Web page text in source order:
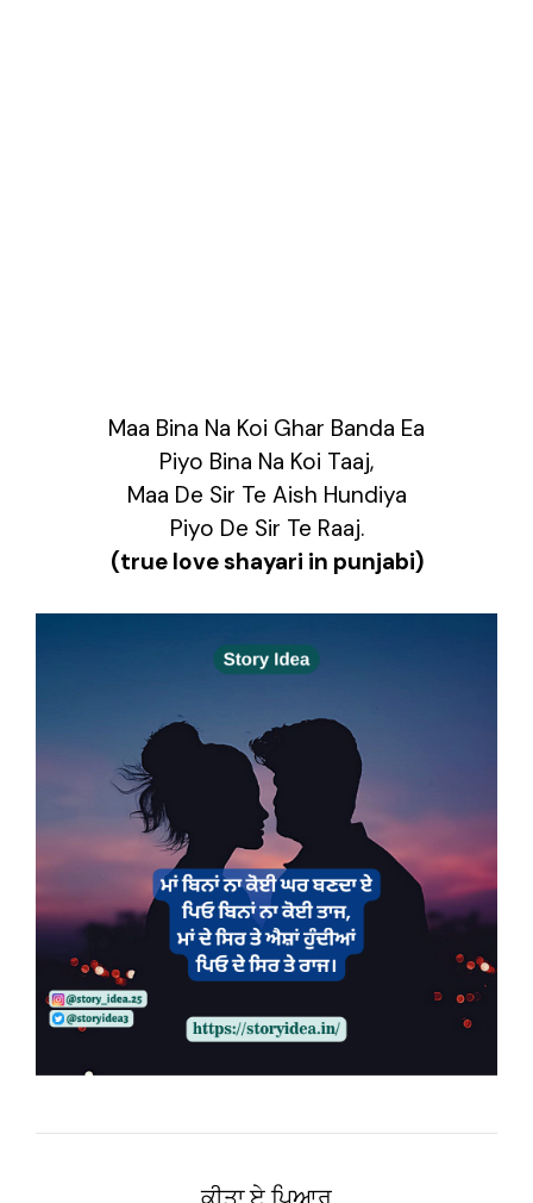
Maa Bina Na Koi Ghar Banda Ea
Piyo Bina Na Koi Taaj,
Maa De Sir Te Aish Hundiya
Piyo De Sir Te Raaj.
(true love shayari in punjabi)